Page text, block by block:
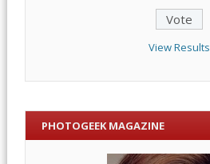
View Results
PHOTOGEEK MAGAZINE